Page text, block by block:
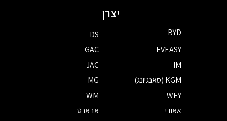
יצרן
BYD
DS
EVEASY
GAC
IM
JAC
KGM (סאנגיונג)
MG
WEY
WM
אאודי
אבארט